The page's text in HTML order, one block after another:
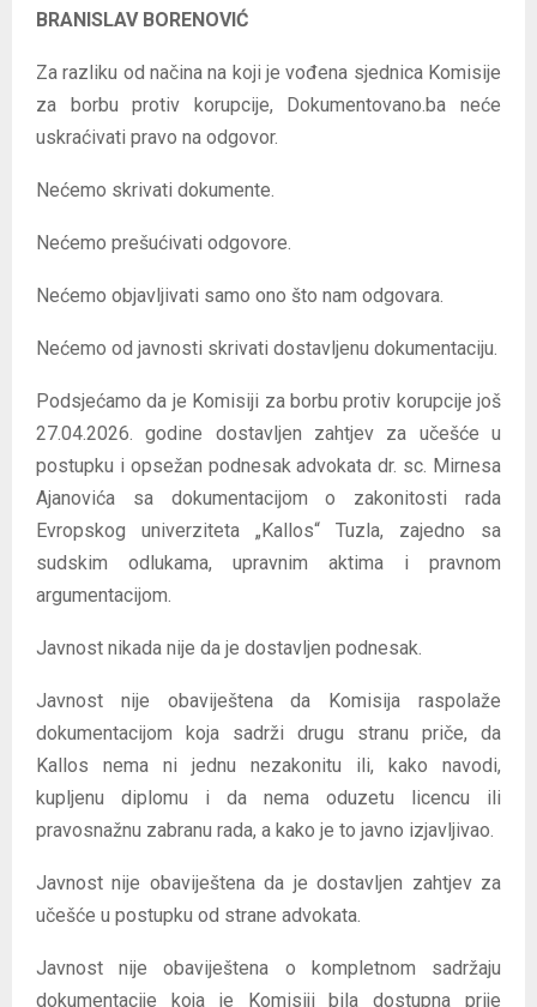
BRANISLAV BORENOVIĆ
Za razliku od načina na koji je vođena sjednica Komisije
za borbu protiv korupcije, Dokumentovano.ba neće
uskraćivati pravo na odgovor.
Nećemo skrivati dokumente.
Nećemo prešućivati odgovore.
Nećemo objavljivati samo ono što nam odgovara.
Nećemo od javnosti skrivati dostavljenu dokumentaciju.
Podsjećamo da je Komisiji za borbu protiv korupcije još
27.04.2026. godine dostavljen zahtjev za učešće u
postupku i opsežan podnesak advokata dr. sc. Mirnesa
Ajanovića sa dokumentacijom o zakonitosti rada
Evropskog univerziteta „Kallos“ Tuzla, zajedno sa
sudskim odlukama, upravnim aktima i pravnom
argumentacijom.
Javnost nikada nije da je dostavljen podnesak.
Javnost nije obaviještena da Komisija raspolaže
dokumentacijom koja sadrži drugu stranu priče, da
Kallos nema ni jednu nezakonitu ili, kako navodi,
kupljenu diplomu i da nema oduzetu licencu ili
pravosnažnu zabranu rada, a kako je to javno izjavljivao.
Javnost nije obaviještena da je dostavljen zahtjev za
učešće u postupku od strane advokata.
Javnost nije obaviještena o kompletnom sadržaju
dokumentacije koja je Komisiji bila dostupna prije